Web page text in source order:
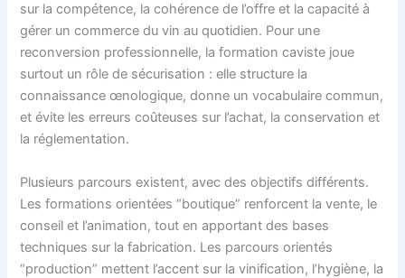
sur la compétence, la cohérence de l’offre et la capacité à
gérer un commerce du vin au quotidien. Pour une
reconversion professionnelle, la formation caviste joue
surtout un rôle de sécurisation : elle structure la
connaissance œnologique, donne un vocabulaire commun,
et évite les erreurs coûteuses sur l’achat, la conservation et
la réglementation.
Plusieurs parcours existent, avec des objectifs différents.
Les formations orientées “boutique” renforcent la vente, le
conseil et l’animation, tout en apportant des bases
techniques sur la fabrication. Les parcours orientés
“production” mettent l’accent sur la vinification, l’hygiène, la